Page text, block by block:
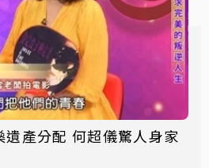
超儀驚人身家